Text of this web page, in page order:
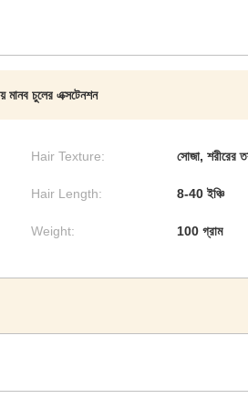
মানব চুলের এক্সটেনশন
Hair Texture: সোজা, শরীরের
Hair Length: 8-40 ইঞ্চি
Weight: 100 গ্রাম